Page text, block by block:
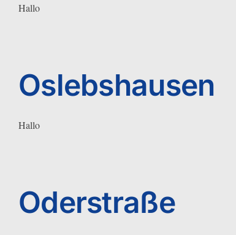
Hallo
Oslebshausen
Hallo
Oderstraße